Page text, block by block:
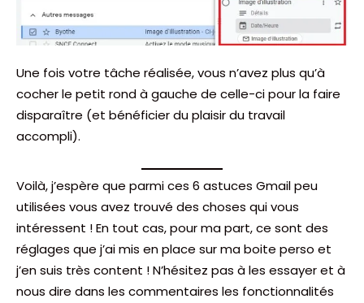
Une fois votre tâche réalisée, vous n’avez plus qu’à
cocher le petit rond à gauche de celle-ci pour la faire
disparaître (et bénéficier du plaisir du travail
accompli).
Voilà, j’espère que parmi ces 6 astuces Gmail peu
utilisées vous avez trouvé des choses qui vous
intéressent ! En tout cas, pour ma part, ce sont des
réglages que j’ai mis en place sur ma boite perso et
j’en suis très content ! N’hésitez pas à les essayer et à
nous dire dans les commentaires les fonctionnalités